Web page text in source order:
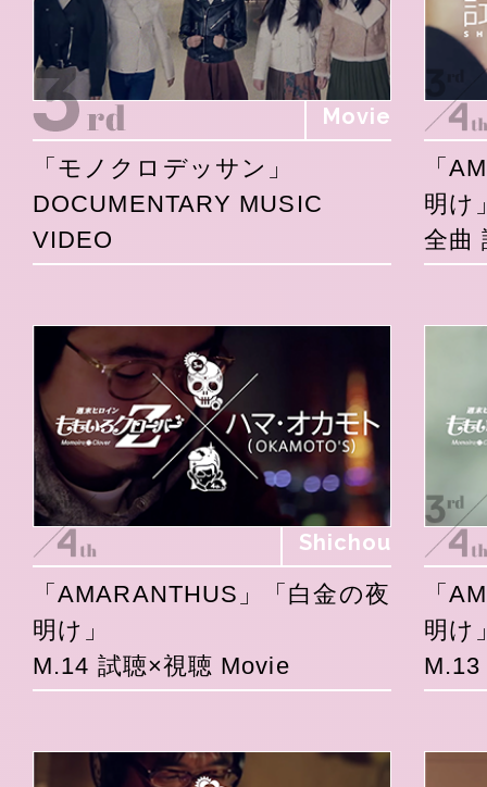
Movie
「モノクロデッサン」
DOCUMENTARY MUSIC
VIDEO
「
明け
全曲
Shichou
「AMARANTHUS」「白金の夜
明け」
M.14 試聴×視聴 Movie
「
明け